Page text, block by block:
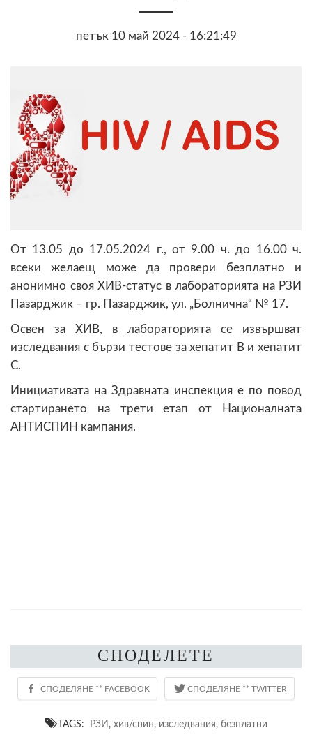
петък 10 май 2024 - 16:21:49
От 13.05 до 17.05.2024 г., от 9.00 ч. до 16.00 ч.
всеки желаещ може да провери безплатно и
анонимно своя ХИВ-статус в лабораторията на РЗИ
Пазарджик – гр. Пазарджик, ул. „Болнична“ № 17.
Освен за ХИВ, в лабораторията се извършват
изследвания с бързи тестове за хепатит В и хепатит
С.
Инициативата на Здравната инспекция е по повод
стартирането на трети етап от Националната
АНТИСПИН кампания.
СПОДЕЛЕТЕ
TAGS: РЗИ , хив/спин, изследвания, безплатни